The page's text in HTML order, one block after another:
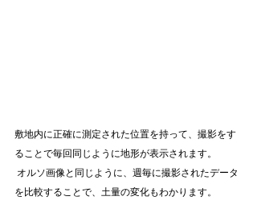
敷地内に正確に測定された位置を持って、撮影をす
ることで毎回同じように地形が表示されます。
を比較することで、土量の変化もわかります。